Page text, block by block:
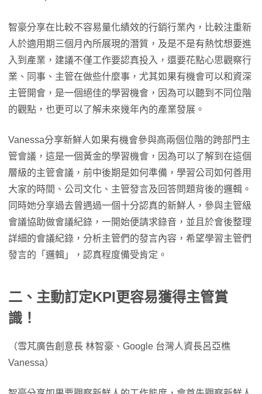
智豪分享在比較不容易量化績效的行銷行業內，比較注重新
人於適用期三個月內所展現的潛質，及是不是有熱忱想要進
入到產業，建議不僅工作要認真投入，還要花點心思觀察行
業、同事、主管在做些什麼事，尤其如果有機會可以和資深
主管開會，是一個絕佳的學習機會，因為可以聽到不同位階
的觀點，也更可以了解未來幾年內的產業發展。
Vanessa分享新鮮人如果有機會參與高兩個位階的跨部門主
管會議，這是一個黃金的學習機會，因為可以了解到在這個
層級的主管會議，前中後期是如何準備，學習公司如何善用
大家的時間、公司文化、主管發言及回答問題背後的邏輯。
同時她分享過去曾遇過一個十分認真的新鮮人，參與主管級
會議協助做會議紀錄，一開始便請求錄音，並且於會後整理
詳細的會議紀錄，分析主管們的發言內容，希望學習主管們
發言的「邏輯」，認真程度備受肯定。
二、主動訂定KPI更容易獲得主管賞
識！
（雪芃廣告創意長 林智豪、Google 台灣人資長呂亞樵
Vanessa）